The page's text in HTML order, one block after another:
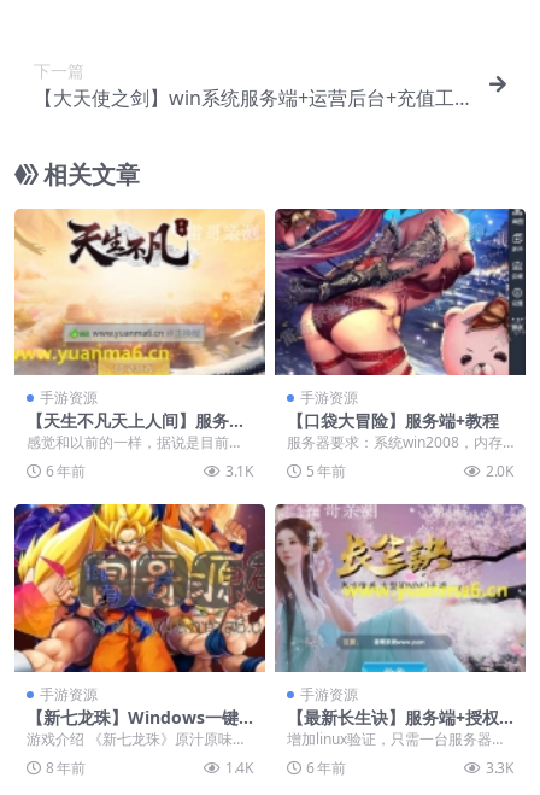
下一篇
【大天使之剑】win系统服务端+运营后台+充值工
相关文章
手游资源
【天生不凡天上人间】服务端
+GM后台+视频教程
感觉和以前的一样，据说是目前最
完整版。 系统centos7.2。
6 年前 3.1K
手游资源
【口袋大冒险】服务端+教程
服务器要求：系统win2008，内存2
G以上
5 年前 2.0K
手游资源
【新七龙珠】Windows一键
端+教程
游戏介绍 《新七龙珠》原汁原味的
七龙珠风格，卡牌回合制玩法符合
时代的潮流，各种各...
8 年前 1.4K
手游资源
【最新长生诀】服务端+授权
后台+双端+超级详细视频教程
增加linux验证，只需一台服务器就
可以架设，测试机器腾讯云2H4G，
系统cen...
6 年前 3.3K